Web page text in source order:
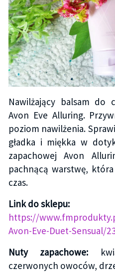
Nawilżający balsam do
Avon Eve Alluring.
poziom nawilżenia.
gładka i miękka w
zapachowej Avon
pachnącą warstwę,
czas.
Link do sklepu:
https://
Avon-Eve-Duet-Sensual/
Nuty zapachowe:
czerwonych owoców,